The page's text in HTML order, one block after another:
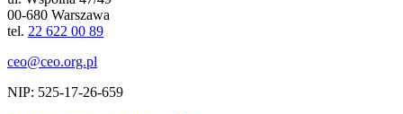
00-680 Warszawa
tel. 22 622 00 89
ceo@ceo.org.pl
NIP: 525-17-26-659